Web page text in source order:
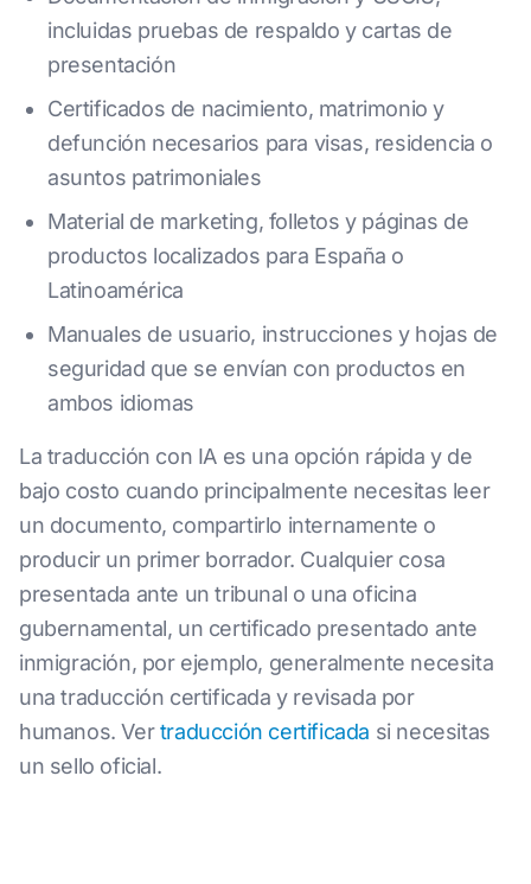
incluidas pruebas de respaldo y cartas de
presentación
Certificados de nacimiento, matrimonio y
defunción necesarios para visas, residencia o
asuntos patrimoniales
Material de marketing, folletos y páginas de
productos localizados para España o
Latinoamérica
Manuales de usuario, instrucciones y hojas de
seguridad que se envían con productos en
ambos idiomas
La traducción con IA es una opción rápida y de
bajo costo cuando principalmente necesitas leer
un documento, compartirlo internamente o
producir un primer borrador. Cualquier cosa
presentada ante un tribunal o una oficina
gubernamental, un certificado presentado ante
inmigración, por ejemplo, generalmente necesita
una traducción certificada y revisada por
humanos. Vertraducción certificada si necesitas
un sello oficial.